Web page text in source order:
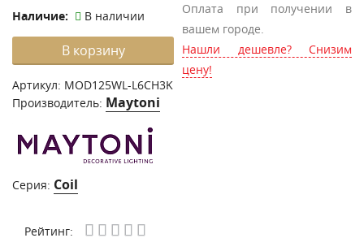
Наличие:
В наличии
В корзину
Артикул: MOD125WL-L6CH3K
Производитель: Maytoni
Серия: Coil
Оплата при получении в
вашем городе.
Нашли дешевле? Снизим
цену!
Рейтинг: